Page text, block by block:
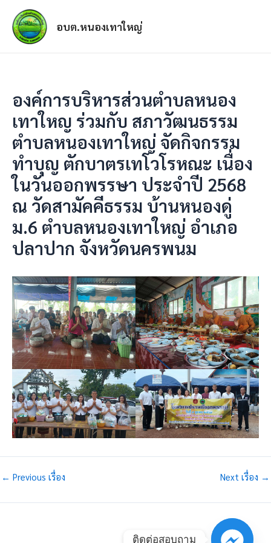
อบต.หนองเทาใหญ่
องค์การบริหารส่วนตำบลหนอง
เทาใหญ ร่วมกับ สภาวัฒนธรรม
ตำบลหนองเทาใหญ่ จัดกิจกรรม
ทำบุญ ตักบาตรเทโวโรหณะ เนื่อง
ในวันออกพรรษา ประจำปี 2568
ณ วัดสามัคคีธรรม บ้านหนองดู่
ม.6 ตำบลหนองเทาใหญ่ อำเภอ
ปลาปาก จังหวัดนครพนม
← Previous เรื่อง Next เรื่อง →
ติดต่อสอบถาม